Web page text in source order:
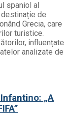
spaniol al
destinație de
Grecia, care
turistice.
influențate
analizate de
„A